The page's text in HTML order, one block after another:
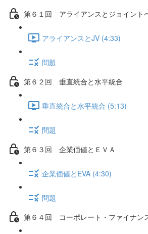
第６１回 アライアンスとジョイント
アライアンスとJV (4:33)
問題
第６２回 垂直統合と水平統合
垂直統合と水平統合 (5:13)
問題
第６３回 企業価値とＥＶＡ
企業価値とEVA (4:30)
問題
第６４回 コーポレート・ファイナン